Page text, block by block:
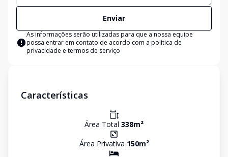
Enviar
As informações serão utilizadas para que a nossa equipe
possa entrar em contato de acordo com a política de
privacidade e termos de serviço
Características
Área Total 338m²
Área Privativa 150m²